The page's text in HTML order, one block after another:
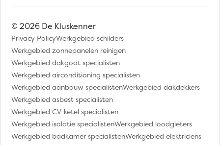
© 2026 De Kluskenner
Privacy PolicyWerkgebied schilders
Werkgebied zonnepanelen reinigen
Werkgebied dakgoot specialisten
Werkgebied airconditioning specialisten
Werkgebied aanbouw specialistenWerkgebied dakdekkers
Werkgebied asbest specialisten
Werkgebied CV-ketel specialisten
Werkgebied isolatie specialistenWerkgebied loodgieters
Werkgebied badkamer specialistenWerkgebied elektriciens